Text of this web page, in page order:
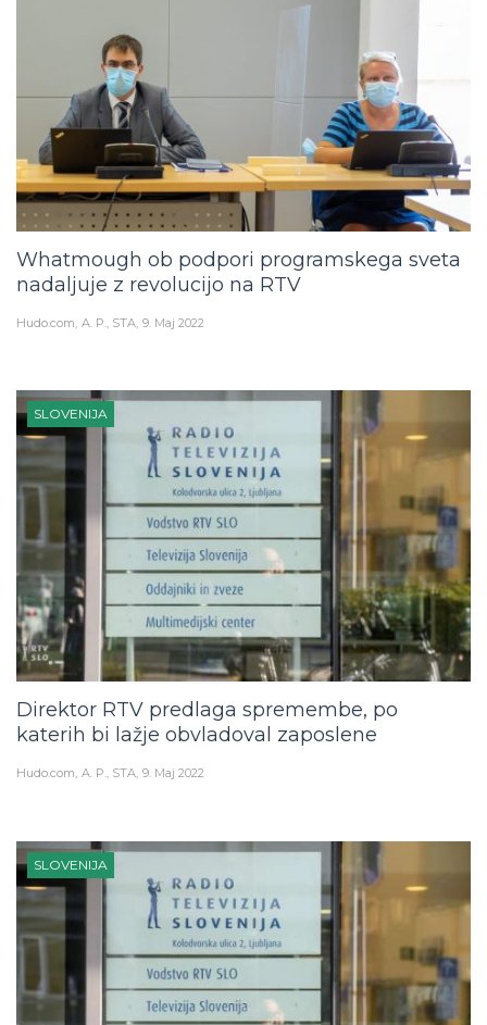
Whatmough ob podpori programskega sveta
nadaljuje z revolucijo na RTV
Hudo.com A. P., STA 9. Maj 2022
SLOVENIJA
Direktor RTV predlaga spremembe, po
katerih bi lažje obvladoval zaposlene
Hudo.com A. P., STA 9. Maj 2022
SLOVENIJA